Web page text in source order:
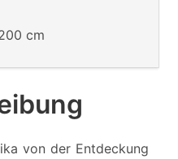
cm
von der Entdeckung